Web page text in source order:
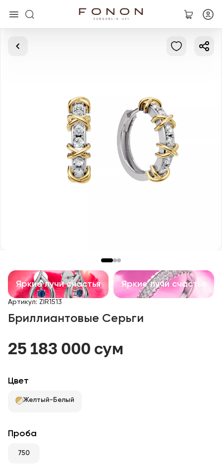
Главная
Аксессуары
Все
RU
Яркие лучи счастья Яркие лучи счастья
Артикул: ZIR1513
Бриллиантовые Серьги
25 183 000 сум
Цвет
Желтый-Белый
Проба
750